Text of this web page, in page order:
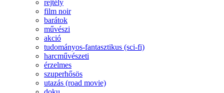
rejtély
film noir
barátok
művészi
akció
tudományos-fantasztikus (sci-fi)
harcművészeti
érzelmes
szuperhősös
utazás (road movie)